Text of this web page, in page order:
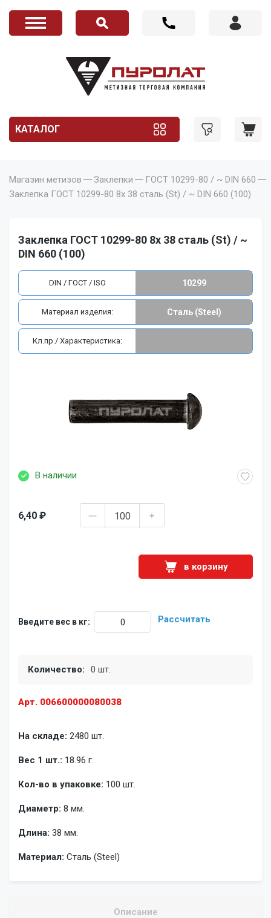
КАТАЛОГ
Магазин метизов Заклепки
ГОСТ 10299-80 / ~ DIN 660
Заклепка ГОСТ 10299-80 8x 38 сталь (St) / ~ DIN 660 (100)
Заклепка ГОСТ 10299-80 8x 38 сталь (St) / ~
DIN 660 (100)
Арт. 006600000080038
В наличии
На складе: 2480 шт.
Вес 1 шт.: 18.96 г.
Кол-во в упаковке: 100 шт.
Диаметр: 8 мм.
Длина: 38 мм.
Материал: Сталь (Steel)
6,40 ₽
в корзину
Введите вес в кг: Рассчитать
Количество: 0 шт.
DIN / ГОСТ / ISO 10299
Материал изделия: Сталь (Steel)
Кл.пр./ Характеристика:
Описание